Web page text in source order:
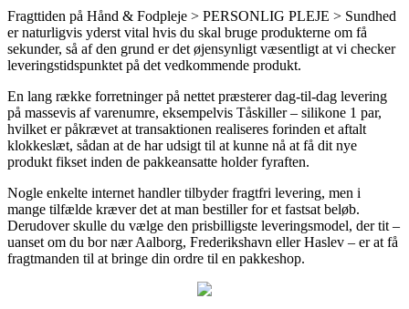
Fragttiden på Hånd & Fodpleje > PERSONLIG PLEJE > Sundhed
er naturligvis yderst vital hvis du skal bruge produkterne om få
sekunder, så af den grund er det øjensynligt væsentligt at vi checker
leveringstidspunktet på det vedkommende produkt.
En lang række forretninger på nettet præsterer dag-til-dag levering
på massevis af varenumre, eksempelvis Tåskiller – silikone 1 par,
hvilket er påkrævet at transaktionen realiseres forinden et aftalt
klokkeslæt, sådan at de har udsigt til at kunne nå at få dit nye
produkt fikset inden de pakkeansatte holder fyraften.
Nogle enkelte internet handler tilbyder fragtfri levering, men i
mange tilfælde kræver det at man bestiller for et fastsat beløb.
Derudover skulle du vælge den prisbilligste leveringsmodel, der tit –
uanset om du bor nær Aalborg, Frederikshavn eller Haslev – er at få
fragtmanden til at bringe din ordre til en pakkeshop.